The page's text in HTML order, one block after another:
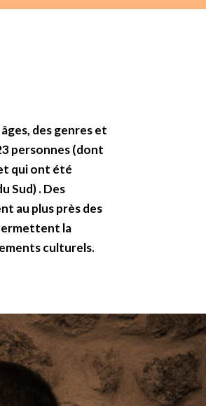
des genres et
personnes (dont
qui ont été
Sud) . Des
au plus près des
la
culturels.